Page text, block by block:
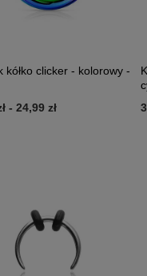
kółko clicker - kolorowy -
- 24,99 zł